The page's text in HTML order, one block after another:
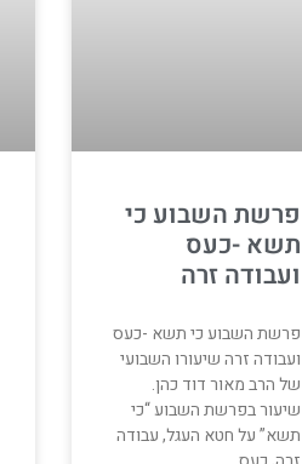
פרשת השבוע כי
תשא -כעס
ועבודה זרה
פרשת השבוע כי תשא -כעס
ועבודה זרה שיעורו השבועי
של הרב מאור דוד כהן.
שיעור בפרשת השבוע “כי
תשא” על חטא העגל, עבודה